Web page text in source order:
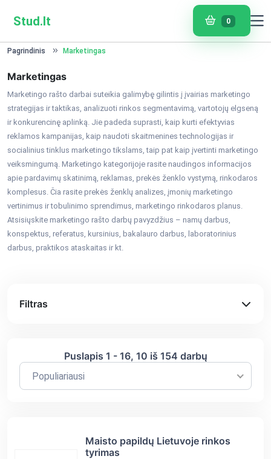
Stud.lt 0
Pagrindinis Marketingas
Marketingas
Marketingo rašto darbai suteikia galimybę gilintis į įvairias marketingo
strategijas ir taktikas, analizuoti rinkos segmentavimą, vartotojų elgseną
ir konkurencinę aplinką. Jie padeda suprasti, kaip kurti efektyvias
reklamos kampanijas, kaip naudoti skaitmenines technologijas ir
socialinius tinklus marketingo tikslams, taip pat kaip įvertinti marketingo
veiksmingumą. Marketingo kategorijoje rasite naudingos informacijos
apie pardavimų skatinimą, reklamas, prekės ženklo vystymą, rinkodaros
komplesus. Čia rasite prekės ženklų analizes, įmonių marketingo
vertinimus ir tobulinimo sprendimus, marketingo rinkodaros planus.
Atsisiųskite marketingo rašto darbų pavyzdžius – namų darbus,
konspektus, referatus, kursinius, bakalauro darbus, laboratorinius
darbus, praktikos ataskaitas ir kt.
Filtras
Puslapis 1 - 16, 10 iš 154 darbų
Populiariausi
Maisto papildų Lietuvoje rinkos
tyrimas